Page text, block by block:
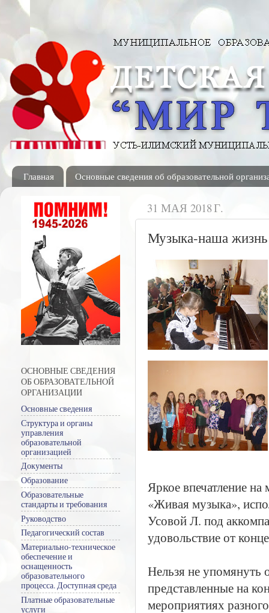
Главная Основные сведения об образовательной
31 МАЯ 2018 Г.
Музыка-наша
Яркое впечатление
«Живая музыка»,
Усовой Л. под
удовольствие от
Нельзя не упомянуть
представленные на
мероприятиях
ОСНОВНЫЕ СВЕДЕНИЯ
ОБ ОБРАЗОВАТЕЛЬНОЙ
ОРГАНИЗАЦИИ
Основные сведения
Структура и органы
управления
образовательной
организацией
Документы
Образование
Образовательные
стандарты и требования
Руководство
Педагогический состав
Материально-техническое
обеспечение и
оснащенность
образовательного
процесса. Доступная среда
Платные образовательные
услуги